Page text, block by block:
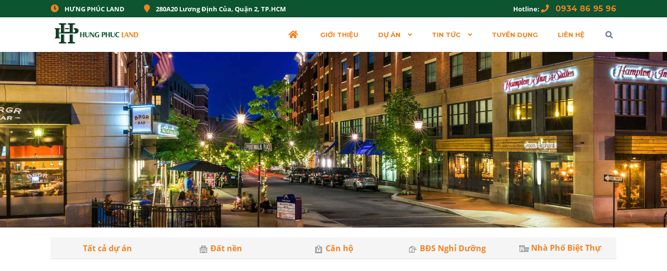
HƯNG PHÚC LAND 280A20 Lương Định Của, Quận 2, TP.HCM Hotline: 0934 86 95 96
GIỚI THIỆU DỰ ÁN TIN TỨC TUYỂN DỤNG LIÊN HỆ
Tất cả dự án Đất nền Căn hộ BĐS Nghỉ Dưỡng Nhà Phố Biệt Thự